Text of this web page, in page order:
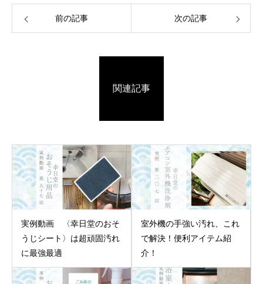
前の記事 次の記事
関連記事
実例動画 〈幸日堂のおそ
うじシート〉は超頑固汚れ
に最強最適
室外機の手強い汚れ、これ
で解決！便利アイテム紹
介！